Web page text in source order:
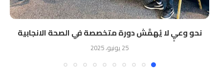
نحو وعيٍ لا يُهمَّش دورة متخصصة في الصحة الانجابية
25 يونيو، 2025